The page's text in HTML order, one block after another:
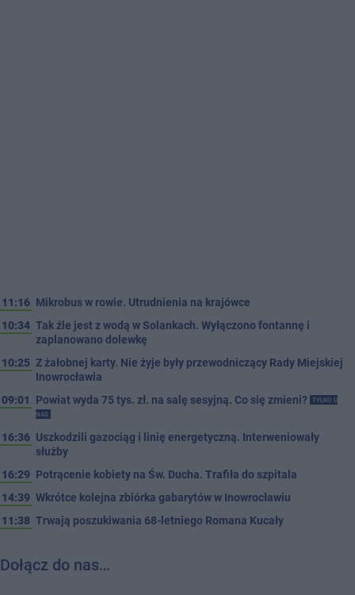
11:16 Mikrobus w rowie. Utrudnienia na krajówce
10:34 Tak źle jest z wodą w Solankach. Wyłączono fontannę i
zaplanowano dolewkę
10:25 Z żałobnej karty. Nie żyje były przewodniczący Rady Miejskiej
Inowrocławia
09:01
Powiat wyda 75 tys. zł. na salę sesyjną. Co się zmieni?
TYLKO U
NAS
16:36 Uszkodzili gazociąg i linię energetyczną. Interweniowały
służby
16:29 Potrącenie kobiety na Św. Ducha. Trafiła do szpitala
14:39 Wkrótce kolejna zbiórka gabarytów w Inowrocławiu
11:38 Trwają poszukiwania 68-letniego Romana Kucały
Dołącz do nas…